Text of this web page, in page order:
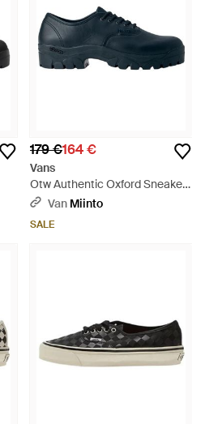
179 €164 €
Vans
Otw Authentic Oxford Sneakers
- Blauw
Van Miinto
SALE